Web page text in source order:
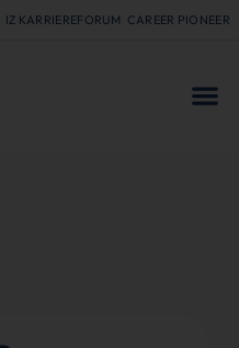
IZ KARRIEREFORUM CAREER PIONEER